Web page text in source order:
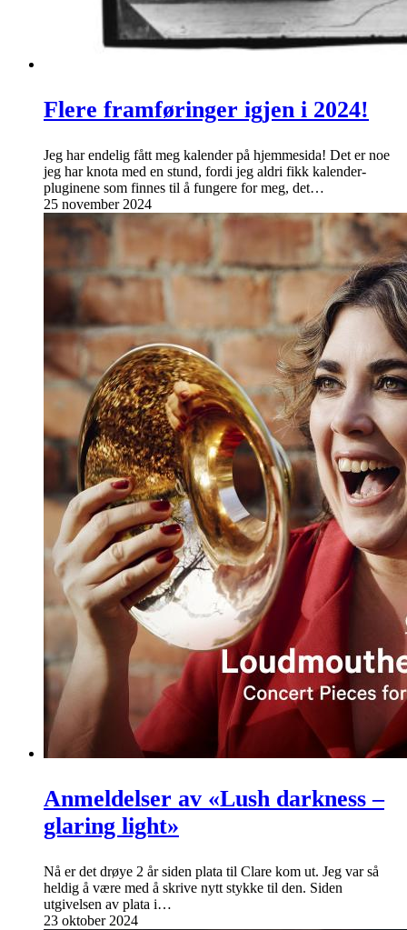
Flere framføringer igjen i 2024!
Jeg har endelig fått meg kalender på hjemmesida! Det er noe
jeg har knota med en stund, fordi jeg aldri fikk kalender-
pluginene som finnes til å fungere for meg, det…
25 november 2024
Anmeldelser av «Lush darkness –
glaring light»
Nå er det drøye 2 år siden plata til Clare kom ut. Jeg var så
heldig å være med å skrive nytt stykke til den. Siden
utgivelsen av plata i…
23 oktober 2024